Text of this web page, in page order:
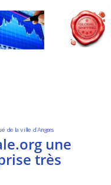
de la ville d’Angers
une
très